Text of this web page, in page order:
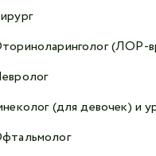
(ЛОР-
(для девочек) и